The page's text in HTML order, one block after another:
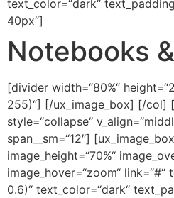
text_color=“dark“
40px“]
Notebooks
[divider width=“80%“
255)“] [/ux_image_box] [/col]
style=“collapse“
span__sm=“12″]
image_height=“70%“
image_hover=“zoom“ link=“#“
0.6)“ text_color=“dark“